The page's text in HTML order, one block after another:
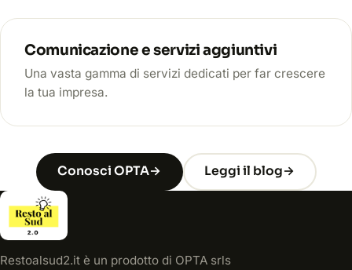
Comunicazione e servizi aggiuntivi
Una vasta gamma di servizi dedicati per far crescere
la tua impresa.
Conosci OPTA→ Leggi il blog→
Restoalsud2.it è un prodotto di OPTA srls